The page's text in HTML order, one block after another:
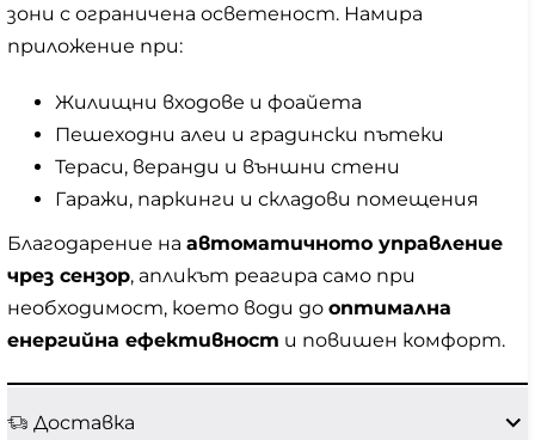
зони с ограничена осветеност. Намира
приложение при:
Жилищни входове и фоайета
Пешеходни алеи и градински пътеки
Тераси, веранди и външни стени
Гаражи, паркинги и складови помещения
Благодарение на автоматичното управление
чрез сензор, апликът реагира само при
необходимост, което води до оптимална
енергийна ефективност и повишен комфорт.
Доставка